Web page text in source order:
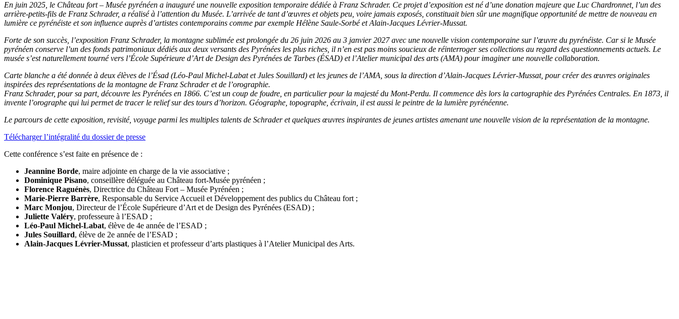
En juin 2025, le Château fort – Musée pyrénéen a inauguré une nouvelle exposition temporaire dédiée à Franz Schrader. Ce projet d’exposition est né d’une donation majeure que Luc Chardronnet, l’un des
arrière-petits-fils de Franz Schrader, a réalisé à l’attention du Musée. L’arrivée de tant d’œuvres et objets peu, voire jamais exposés, constituait bien sûr une magnifique opportunité de mettre de nouveau en
lumière ce pyrénéiste et son influence auprès d’artistes contemporains comme par exemple Hélène Saule-Sorbé et Alain-Jacques Lévrier-Mussat.
Forte de son succès, l’exposition Franz Schrader, la montagne sublimée est prolongée du 26 juin 2026 au 3 janvier 2027 avec une nouvelle vision contemporaine sur l’œuvre du pyrénéiste. Car si le Musée
pyrénéen conserve l’un des fonds patrimoniaux dédiés aux deux versants des Pyrénées les plus riches, il n’en est pas moins soucieux de réinterroger ses collections au regard des questionnements actuels. Le
musée s’est naturellement tourné vers l’École Supérieure d’Art de Design des Pyrénées de Tarbes (ÉSAD) et l’Atelier municipal des arts (AMA) pour imaginer une nouvelle collaboration.
Carte blanche a été donnée à deux élèves de l’Ésad (Léo-Paul Michel-Labat et Jules Souillard) et les jeunes de l’AMA, sous la direction d’Alain-Jacques Lévrier-Mussat, pour créer des œuvres originales
inspirées des représentations de la montagne de Franz Schrader et de l’orographie.
Franz Schrader, pour sa part, découvre les Pyrénées en 1866. C’est un coup de foudre, en particulier pour la majesté du Mont-Perdu. Il commence dès lors la cartographie des Pyrénées Centrales. En 1873, il
invente l’orographe qui lui permet de tracer le relief sur des tours d’horizon. Géographe, topographe, écrivain, il est aussi le peintre de la lumière pyrénéenne.
Le parcours de cette exposition, revisité, voyage parmi les multiples talents de Schrader et quelques œuvres inspirantes de jeunes artistes amenant une nouvelle vision de la représentation de la montagne.
Télécharger l’intégralité du dossier de presse
Cette conférence s’est faite en présence de :
Jeannine Borde, maire adjointe en charge de la vie associative ;
Dominique Pisano, conseillère déléguée au Château fort-Musée pyrénéen ;
Florence Raguénès, Directrice du Château Fort – Musée Pyrénéen ;
Marie-Pierre Barrère, Responsable du Service Accueil et Développement des publics du Château fort ;
Marc Monjou, Directeur de l’École Supérieure d’Art et de Design des Pyrénées (ESAD) ;
Juliette Valéry, professeure à l’ESAD ;
Léo-Paul Michel-Labat, élève de 4e année de l’ESAD ;
Jules Souillard, élève de 2e année de l’ESAD ;
Alain-Jacques Lévrier-Mussat, plasticien et professeur d’arts plastiques à l’Atelier Municipal des Arts.